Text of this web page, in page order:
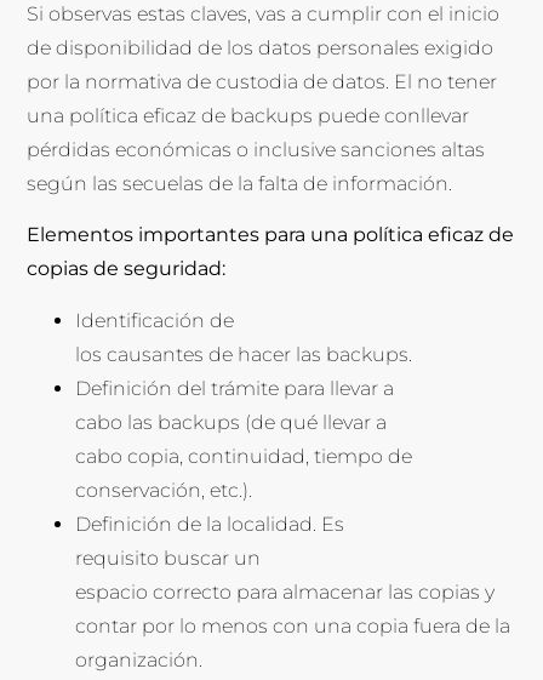
Si observas estas claves, vas a cumplir con el inicio
de disponibilidad de los datos personales exigido
por la normativa de custodia de datos. El no tener
una política eficaz de backups puede conllevar
pérdidas económicas o inclusive sanciones altas
según las secuelas de la falta de información.
Elementos importantes para una política eficaz de
copias de seguridad:
Identificación de
los causantes de hacer las backups.
Definición del trámite para llevar a
cabo las backups (de qué llevar a
cabo copia, continuidad, tiempo de
conservación, etc.).
Definición de la localidad. Es
requisito buscar un
espacio correcto para almacenar las copias y
contar por lo menos con una copia fuera de la
organización.